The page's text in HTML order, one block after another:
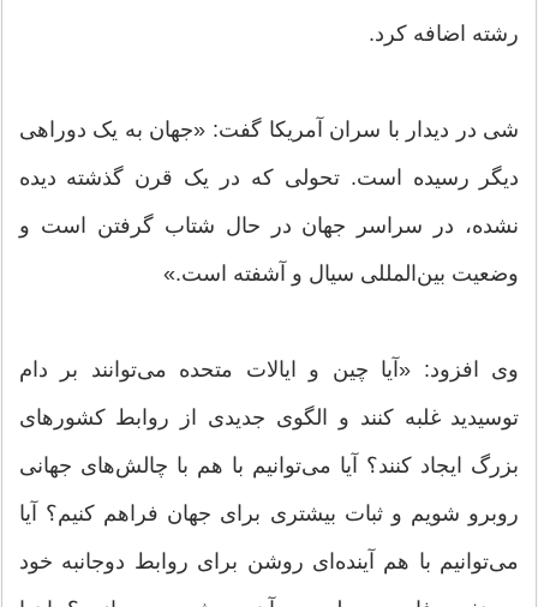
رشته اضافه کرد.
شی در دیدار با سران آمریکا گفت: «جهان به یک دوراهی
دیگر رسیده است. تحولی که در یک قرن گذشته دیده
نشده، در سراسر جهان در حال شتاب گرفتن است و
وضعیت بین‌المللی سیال و آشفته است.»
وی افزود: «آیا چین و ایالات متحده می‌توانند بر دام
توسیدید غلبه کنند و الگوی جدیدی از روابط کشورهای
بزرگ ایجاد کنند؟ آیا می‌توانیم با هم با چالش‌های جهانی
روبرو شویم و ثبات بیشتری برای جهان فراهم کنیم؟ آیا
می‌توانیم با هم آینده‌ای روشن برای روابط دوجانبه خود